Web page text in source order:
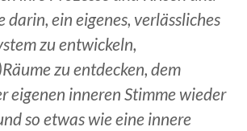
darin, ein eigenes, verlässliches
zu entwickeln,
zu entdecken, dem
eigenen inneren Stimme wieder
so etwas wie eine innere